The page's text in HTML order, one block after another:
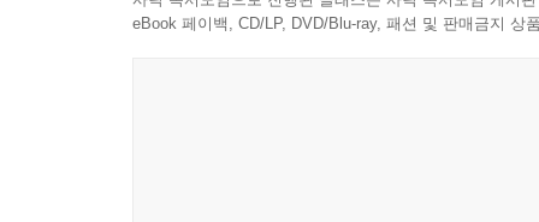
eBook 페이백, CD/LP, DVD/Blu-ray, 패션 및 판매금지 상